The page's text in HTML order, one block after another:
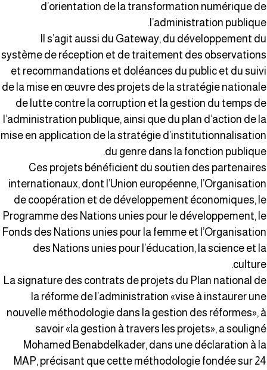
d’orientation de la transformation numérique
l’administration
Il s’agit aussi du Gateway, du développement
système de réception et de traitement des
et recommandations et doléances du public et du
de la mise en œuvre des projets de la stratégie
de lutte contre la corruption et la gestion du temps
l’administration publique, ainsi que du plan d’action de
mise en application de la stratégie
du genre dans la fonction
Ces projets bénéficient du soutien des
internationaux, dont l’Union européenne,
de coopération et de développement économiques,
Programme des Nations unies pour le développement,
Fonds des Nations unies pour la femme et
des Nations unies pour l’éducation, la science et
La signature des contrats de projets du Plan national
la réforme de l’administration «vise à instaurer
nouvelle méthodologie dans la gestion des réformes»,
savoir «la gestion à travers les projets», a
Mohamed Benabdelkader, dans une déclaration à
MAP, précisant que cette méthodologie fondée sur